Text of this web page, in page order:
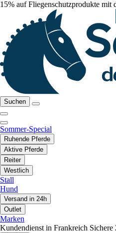
15% auf Fliegenschutzprodukte mit
Suchen
Sommer-Special
Ruhende Pferde
Aktive Pferde
Reiter
Westlich
Stall
Hund
Versand in 24h
Outlet
Marken
Kundendienst in Frankreich Sichere